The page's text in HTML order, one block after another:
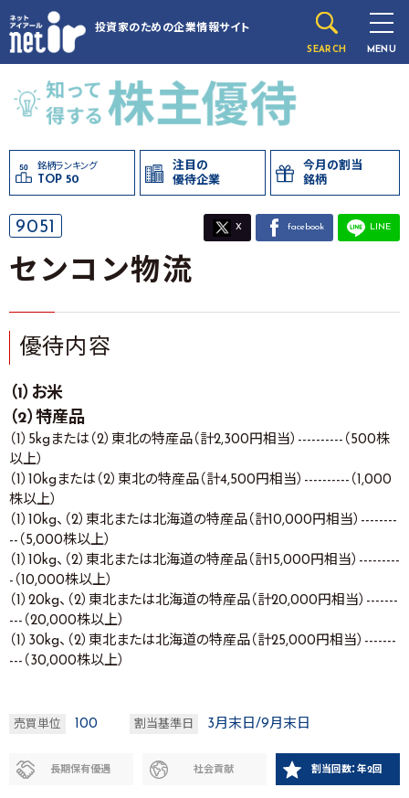
投資家のための企業情報サイト
SEARCH MENU
銘柄ランキング
TOP 50
注目の
優待企業
今月の割当
銘柄
9051 X facebook LINE
センコン物流
優待内容
（1）お米
（2）特産品
（1）5kgまたは（2）東北の特産品（計2,300円相当）----------（500株
以上）
（1）10kgまたは（2）東北の特産品（計4,500円相当）----------（1,000
株以上）
（1）10kg、（2）東北または北海道の特産品（計10,000円相当）--------
--（5,000株以上）
（1）10kg、（2）東北または北海道の特産品（計15,000円相当）---------
-（10,000株以上）
（1）20kg、（2）東北または北海道の特産品（計20,000円相当）-------
---（20,000株以上）
（1）30kg、（2）東北または北海道の特産品（計25,000円相当）-------
---（30,000株以上）
売買単位 100 割当基準日 3月末日/9月末日
長期保有優遇 社会貢献 割当回数：年2回